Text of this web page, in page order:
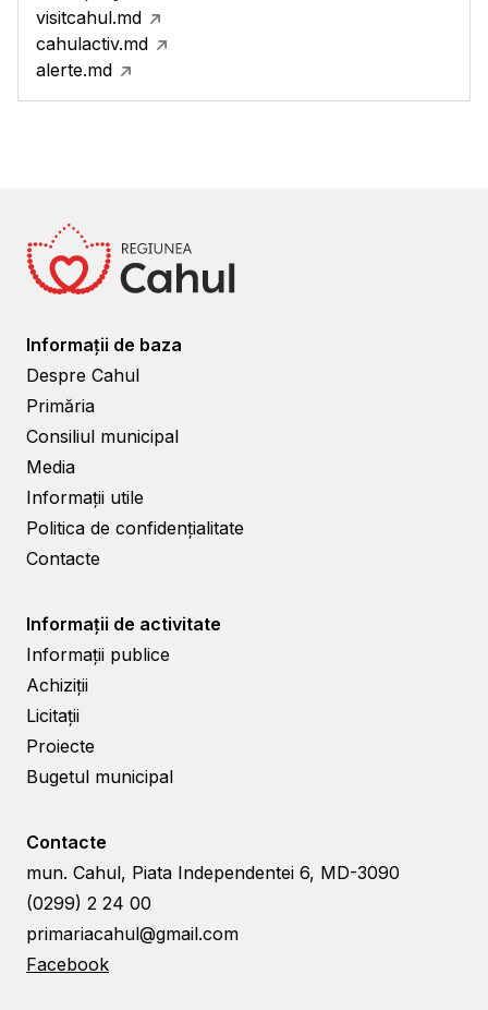
visitcahul.md
cahulactiv.md
alerte.md
Informații de baza
Despre Cahul
Primăria
Consiliul municipal
Media
Informații utile
Politica de confidențialitate
Contacte
Informații de activitate
Informații publice
Achiziții
Licitații
Proiecte
Bugetul municipal
Contacte
mun. Cahul, Piata Independentei 6, MD-3090
(0299) 2 24 00
primariacahul@gmail.com
Facebook